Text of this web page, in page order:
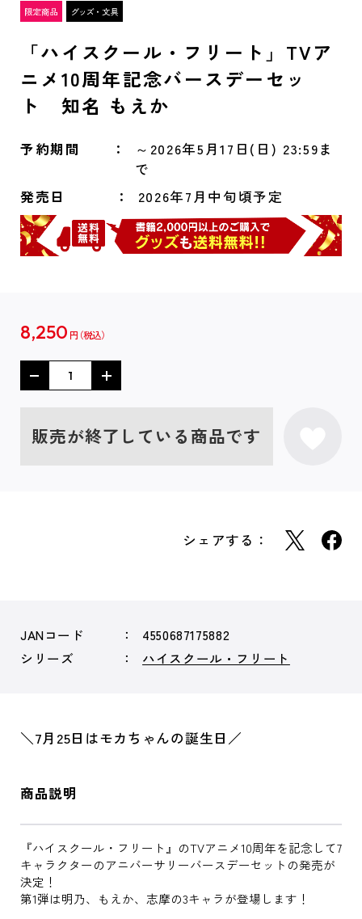
「ハイスクール・フリート」TVア
ニメ10周年記念バースデーセッ
ト 知名 もえか
予約期間
～2026年5月17日(日) 23:59ま
で
発売日
2026年7月中旬頃予定
8,250 円
販売が終了している商品です
シェアする：
JANコード
4550687175882
シリーズ
ハイスクール・フリート
＼7月25日はモカちゃんの誕生日／
商品説明
『ハイスクール・フリート』のTVアニメ10周年を記念して7
キャラクターのアニバーサリーバースデーセットの発売が
決定！
第1弾は明乃、もえか、志摩の3キャラが登場します！